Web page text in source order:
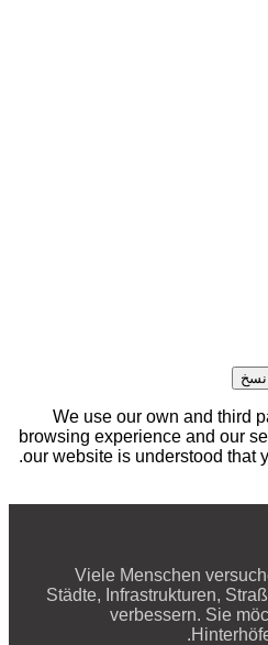
نسخ
We use our own and third
browsing experience and our
our website is understood that
.
Viele Menschen
Städte, Infrastrukturen,
verbessern. Sie